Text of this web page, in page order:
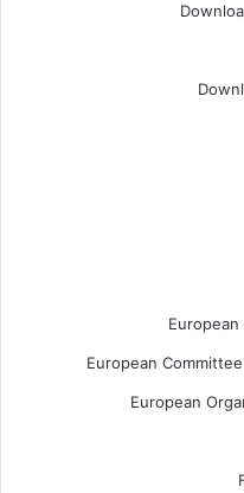
European
European